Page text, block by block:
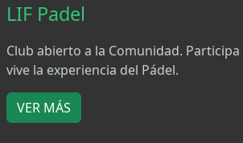
LIF Padel
Club abierto a la Comunidad.
vive la experiencia del Pádel.
VER MÁS